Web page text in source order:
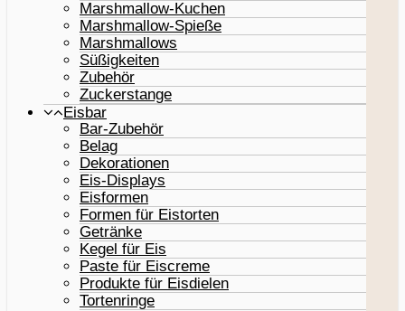
Marshmallow-Kuchen
Marshmallow-Spieße
Marshmallows
Süßigkeiten
Zubehör
Zuckerstange
Eisbar
Bar-Zubehör
Belag
Dekorationen
Eis-Displays
Eisformen
Formen für Eistorten
Getränke
Kegel für Eis
Paste für Eiscreme
Produkte für Eisdielen
Tortenringe